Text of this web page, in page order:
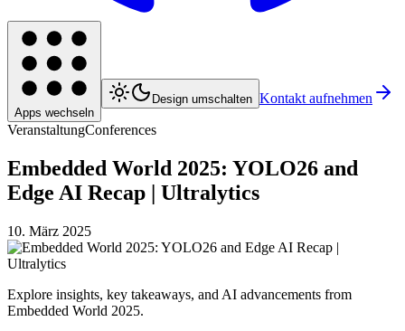
Apps wechseln
Design umschalten Kontakt aufnehmen
VeranstaltungConferences
Embedded World 2025: YOLO26 and
Edge AI Recap | Ultralytics
10. März 2025
Explore insights, key takeaways, and AI advancements from
Embedded World 2025.